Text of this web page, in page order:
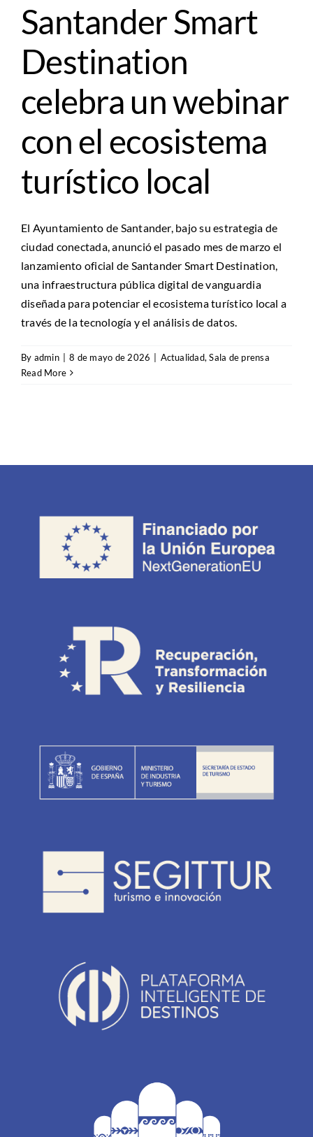
Santander Smart
Destination
celebra un webinar
con el ecosistema
turístico local
El Ayuntamiento de Santander, bajo su estrategia de
ciudad conectada, anunció el pasado mes de marzo el
lanzamiento oficial de Santander Smart Destination,
una infraestructura pública digital de vanguardia
diseñada para potenciar el ecosistema turístico local a
través de la tecnología y el análisis de datos.
By admin | 8 de mayo de 2026 | Actualidad,Sala de prensa
Read More